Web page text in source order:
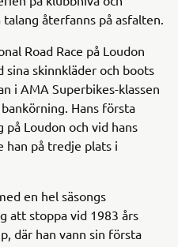
återfanns på asfalten.
Road Race på Loudon
sina skinnkläder och boots
i AMA Superbikes-klassen
Hans första
på Loudon och vid hans
han på tredje plats i
en hel säsongs
att stoppa vid 1983 års
där han vann sin första